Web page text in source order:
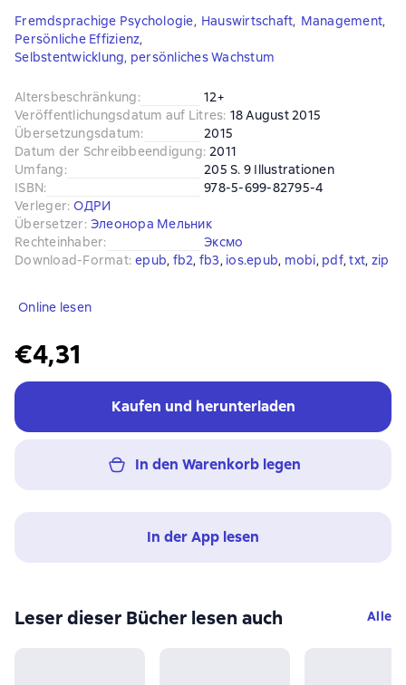
Fremdsprachige Psychologie, Hauswirtschaft, Management,
Persönliche Effizienz,
Selbstentwicklung, persönliches Wachstum
Altersbeschränkung:
12+
Veröffentlichungsdatum auf Litres: 18 August 2015
Übersetzungsdatum:
2015
Datum der Schreibbeendigung: 2011
Umfang:
205 S. 9 Illustrationen
ISBN:
978-5-699-82795-4
Verleger: ОДРИ
Übersetzer: Элеонора Мельник
Rechteinhaber:
Эксмо
Download-Format: epub, fb2, fb3, ios.epub, mobi, pdf, txt, zip
Online lesen
€4,31
Kaufen und herunterladen
In den Warenkorb legen
In der App lesen
Leser dieser Bücher lesen auch Alle